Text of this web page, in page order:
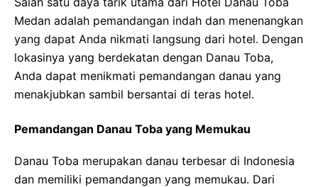
Medan adalah pemandangan indah dan menenangkan
yang dapat Anda nikmati langsung dari hotel. Dengan
lokasinya yang berdekatan dengan Danau Toba,
Anda dapat menikmati pemandangan danau yang
menakjubkan sambil bersantai di teras hotel.
Pemandangan Danau Toba yang Memukau
Danau Toba merupakan danau terbesar di Indonesia
dan memiliki pemandangan yang memukau. Dari